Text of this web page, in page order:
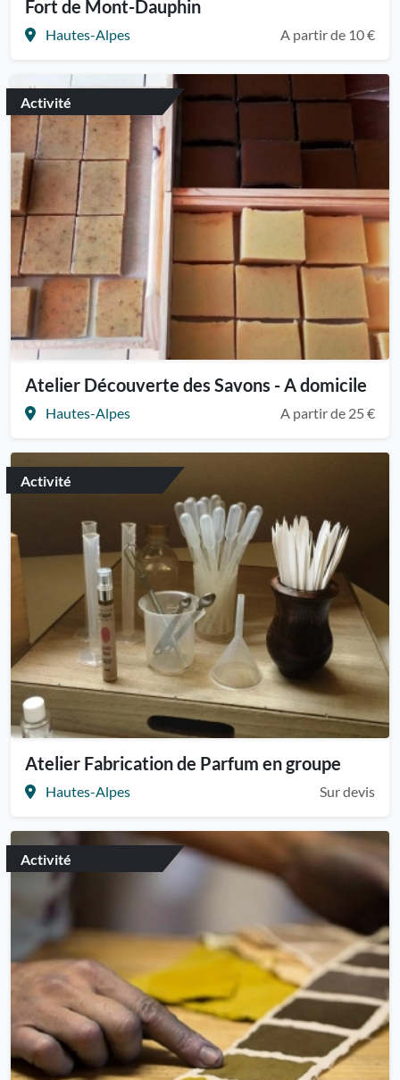
Fort de Mont-Dauphin
Hautes-Alpes A partir de 10 €
Activité
Atelier Découverte des Savons - A domicile
Hautes-Alpes A partir de 25 €
Activité
Atelier Fabrication de Parfum en groupe
Hautes-Alpes Sur devis
Activité